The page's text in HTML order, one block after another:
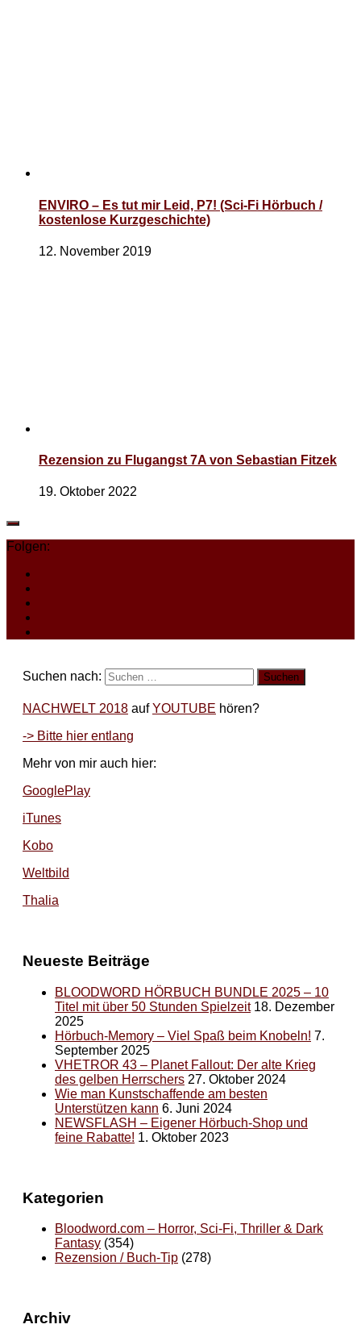
ENVIRO – Es tut mir Leid, P7! (Sci-Fi Hörbuch /
kostenlose Kurzgeschichte)
12. November 2019
Rezension zu Flugangst 7A von Sebastian Fitzek
19. Oktober 2022
Folgen:
Suchen nach:
NACHWELT 2018 aufYOUTUBE hören?
-> Bitte hier entlang
Mehr von mir auch hier:
GooglePlay
iTunes
Kobo
Weltbild
Thalia
Neueste Beiträge
BLOODWORD HÖRBUCH BUNDLE 2025 – 10
Titel mit über 50 Stunden Spielzeit 18. Dezember
2025
Hörbuch-Memory – Viel Spaß beim Knobeln! 7.
September 2025
VHETROR 43 – Planet Fallout: Der alte Krieg
des gelben Herrschers 27. Oktober 2024
Wie man Kunstschaffende am besten
Unterstützen kann 6. Juni 2024
NEWSFLASH – Eigener Hörbuch-Shop und
feine Rabatte! 1. Oktober 2023
Kategorien
Bloodword.com – Horror, Sci-Fi, Thriller & Dark
Fantasy (354)
Rezension / Buch-Tip (278)
Archiv